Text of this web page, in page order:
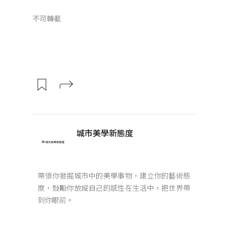
不可轉載
城市美學新態度
帶領你發掘城市中的美學事物，建立你的藝術態
度，鼓勵你放縱自己的感性在生活中，把世界帶
到你眼前。